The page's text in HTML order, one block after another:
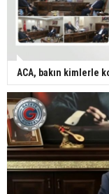
ACA, bakın kimlerle